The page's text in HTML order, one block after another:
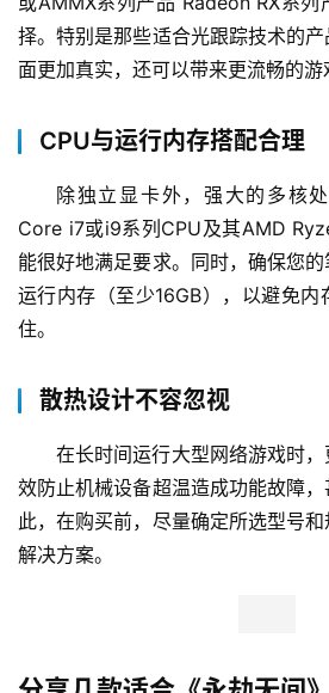
择。特别是那些适合光跟踪技术的
面更加真实，还可以带来更流畅的游
CPU与运行内存搭配合理
除独立显卡外，强大的多核
Core i7或i9系列CPU及其AMD
能很好地满足要求。同时，确保您
运行内存（至少16GB），以避免
住。
散热设计不容忽视
在长时间运行大型网络游戏时
效防止机械设备超温造成功能故障
此，在购买前，尽量确定所选型号
解决方案。